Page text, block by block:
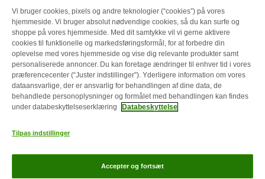
Danmark / DK
Follow zooplus
Om os Karriere Corporate Website Impressum
Generelle vilkår
Betaling Levering Databeskyttelse
Vi bruger cookies, pixels og andre teknologier (“cookies”) på vores
hjemmeside. Vi bruger absolut nødvendige cookies, så du kan surfe og
shoppe på vores hjemmeside. Med dit samtykke vil vi gerne aktivere
cookies til funktionelle og markedsføringsformål, for at forbedre din
oplevelse med vores hjemmeside og vise dig relevante produkter samt
personaliserede annoncer. Du kan foretage ændringer til enhver tid i vores
præferencecenter (“Juster indstillinger”). Yderligere information om vores
dataansvarlige, der er ansvarlig for behandlingen af ​​dine data, de
behandlede personoplysninger og formålet med behandlingen kan findes
under databeskyttelseserklæring
Databeskyttelse
Tilpas indstillinger
Accepter og fortsæt